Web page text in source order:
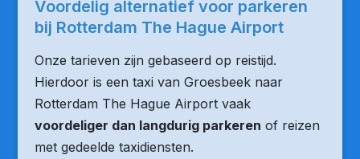
Voordelig alternatief voor parkeren
bij Rotterdam The Hague Airport
Onze tarieven zijn gebaseerd op reistijd.
Hierdoor is een taxi van Groesbeek naar
Rotterdam The Hague Airport vaak
voordeliger dan langdurig parkeren of reizen
met gedeelde taxidiensten.